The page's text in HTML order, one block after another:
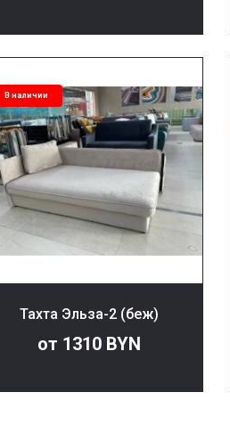
В наличии
Тахта Эльза-2 (беж)
от 1310 BYN